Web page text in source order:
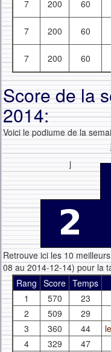
7 200 60
7
200 60
7
200 60
Score de la
2014:
Voici le podiume de la
j
Retrouve ici les 10
08 au 2014-12-14) pour la
Rang Score Temps
1
570 23
2
509 29
3
360 44
4
329 47